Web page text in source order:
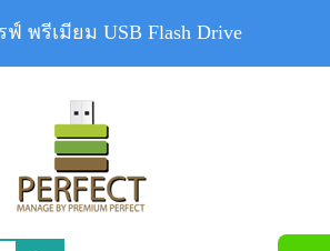
พรีเมียม USB Flash Drive